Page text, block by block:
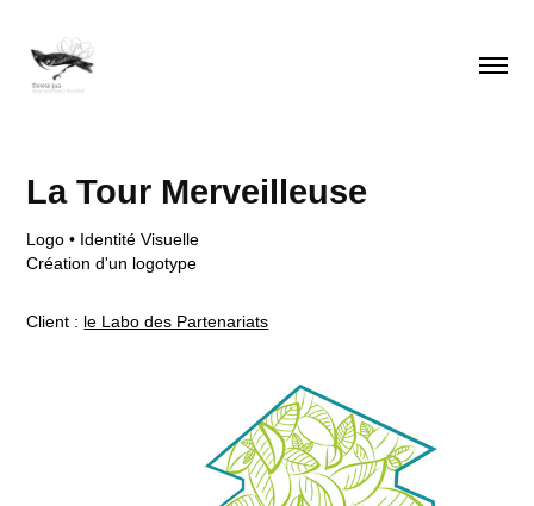
La Tour Merveilleuse
Logo • Identité Visuelle
Création d'un logotype
Client : le Labo des Partenariats